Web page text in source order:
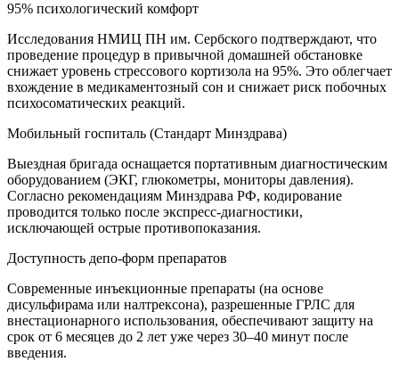
95% психологический комфорт
Исследования НМИЦ ПН им. Сербского подтверждают, что
проведение процедур в привычной домашней обстановке
снижает уровень стрессового кортизола на 95%. Это облегчает
вхождение в медикаментозный сон и снижает риск побочных
психосоматических реакций.
Мобильный госпиталь (Стандарт Минздрава)
Выездная бригада оснащается портативным диагностическим
оборудованием (ЭКГ, глюкометры, мониторы давления).
Согласно рекомендациям Минздрава РФ, кодирование
проводится только после экспресс-диагностики,
исключающей острые противопоказания.
Доступность депо-форм препаратов
Современные инъекционные препараты (на основе
дисульфирама или налтрексона), разрешенные ГРЛС для
внестационарного использования, обеспечивают защиту на
срок от 6 месяцев до 2 лет уже через 30–40 минут после
введения.